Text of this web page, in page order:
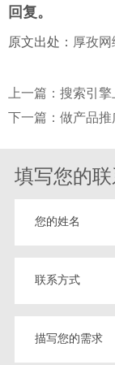
回复。
原文出处： 厚孜网
上一篇：搜索引
下一篇：做产品
填写您的